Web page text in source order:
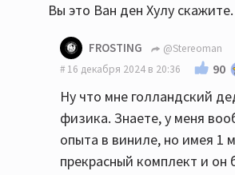
Вы это Ван ден Хулу скажите.
FROSTING
@Stereoman
16 декабря 2024 в 20:36
90
Ну что мне голландский
физика. Знаете, у меня
опыта в виниле, но имея 1
прекрасный комплект и он